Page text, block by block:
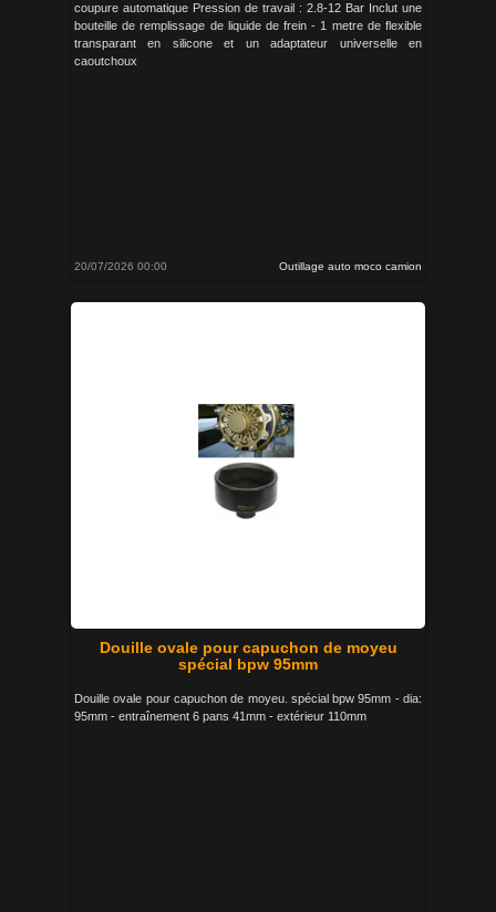
coupure automatique Pression de travail : 2.8-12 Bar Inclut une
bouteille de remplissage de liquide de frein - 1 metre de flexible
transparant en silicone et un adaptateur universelle en
caoutchoux
20/07/2026 00:00 Outillage auto moco camion
Douille ovale pour capuchon de moyeu
spécial bpw 95mm
Douille ovale pour capuchon de moyeu. spécial bpw 95mm - dia:
95mm - entraînement 6 pans 41mm - extérieur 110mm